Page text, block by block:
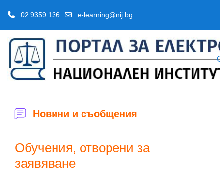
: 02 9359 136 : e-learning@nij.bg
Новини и съобщения
Обучения, отворени за
заявяване